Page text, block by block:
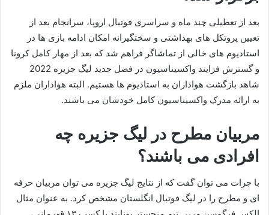
بعد از تعطیلی چند ماه و سراسری فوتبال اروپا، سرانجام بعد از
تعیین پروتکل های بهداشتی و سختگیرانه امکان ادامه بازی ها در
استادیوم های خالی از تماشاگر فراهم شد که بعد از مهار کامل کرونا
و گسترش فرایند واکسیناسیون در فصل جدید لیگ جزیره 2022
شاهد بازگشت هواداران به استادیوم ها هستیم. البته هواداران ملزم
به ارائه مدرک واکسیناسیون کامل خودشان می باشند.
مربیان مطرح در لیگ جزیره چه
افرادی می باشند؟
با جرات می توان گفت که از نتایج لیگ جزیره می توان مربیان حرفه
ای و مطرح را در لیگ فوتبال انگلستان مشخص کرد. به عنوان مثال